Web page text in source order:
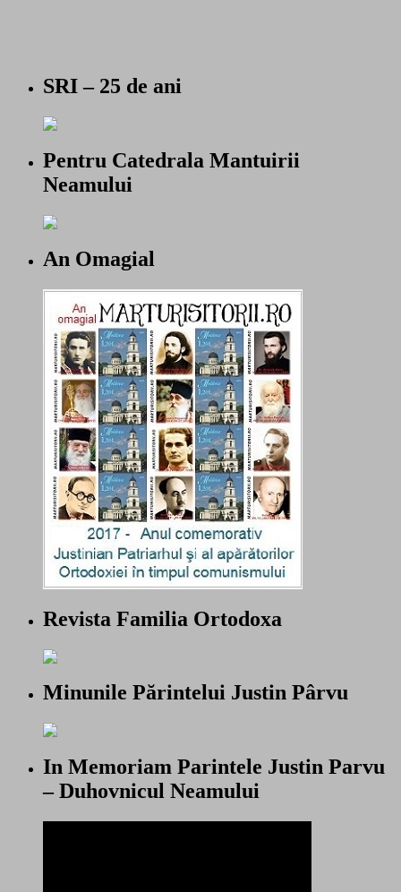
SRI – 25 de ani
Pentru Catedrala Mantuirii
Neamului
An Omagial
Revista Familia Ortodoxa
Minunile Părintelui Justin Pârvu
In Memoriam Parintele Justin Parvu
– Duhovnicul Neamului